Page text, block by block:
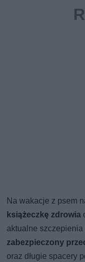
Na wakacje z psem
książeczkę zdrowia
aktualne
zabezpieczony
oraz długie spacery